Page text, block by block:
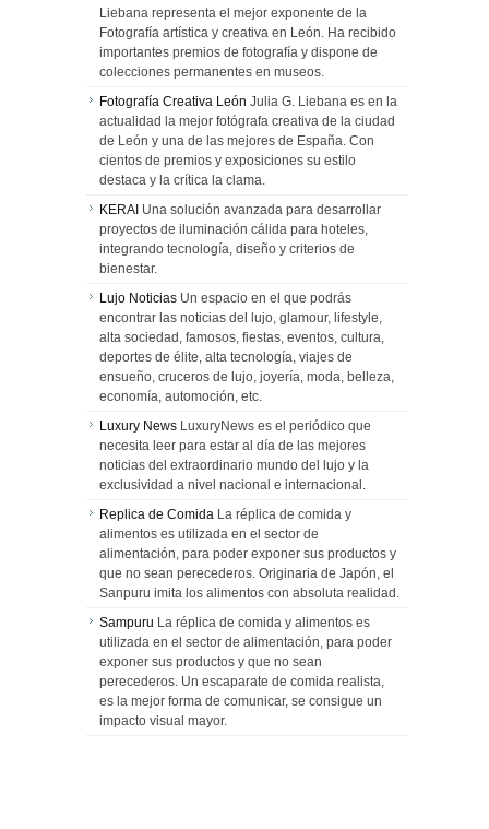
Liebana representa el mejor exponente de la
Fotografía artística y creativa en León. Ha recibido
importantes premios de fotografía y dispone de
colecciones permanentes en museos.
Fotografía Creativa León Julia G. Liebana es en la
actualidad la mejor fotógrafa creativa de la ciudad
de León y una de las mejores de España. Con
cientos de premios y exposiciones su estilo
destaca y la crítica la clama.
KERAI Una solución avanzada para desarrollar
proyectos de iluminación cálida para hoteles,
integrando tecnología, diseño y criterios de
bienestar.
Lujo Noticias Un espacio en el que podrás
encontrar las noticias del lujo, glamour, lifestyle,
alta sociedad, famosos, fiestas, eventos, cultura,
deportes de élite, alta tecnología, viajes de
ensueño, cruceros de lujo, joyería, moda, belleza,
economía, automoción, etc.
Luxury News LuxuryNews es el periódico que
necesita leer para estar al día de las mejores
noticias del extraordinario mundo del lujo y la
exclusividad a nivel nacional e internacional.
Replica de Comida La réplica de comida y
alimentos es utilizada en el sector de
alimentación, para poder exponer sus productos y
que no sean perecederos. Originaria de Japón, el
Sanpuru imita los alimentos con absoluta realidad.
Sampuru La réplica de comida y alimentos es
utilizada en el sector de alimentación, para poder
exponer sus productos y que no sean
perecederos. Un escaparate de comida realista,
es la mejor forma de comunicar, se consigue un
impacto visual mayor.